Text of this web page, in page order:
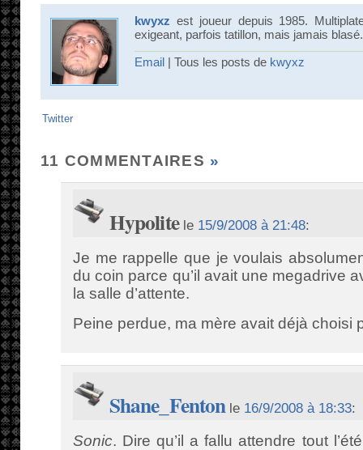
kwyxz est joueur depuis 1985.
exigeant, parfois tatillon, mais jamais blasé.
Email | Tous les posts de kwyxz
Twitter
11 COMMENTAIRES »
Hypolitele 15/9/2008 à 21:48:
Je me rappelle que je voulais
du coin parce qu’il avait une megadrive
la salle d’attente.
Peine perdue, ma mère avait déjà choisi
Shane_Fentonle 16/9/2008 à 18:33:
Sonic. Dire qu’il a fallu attendre tout